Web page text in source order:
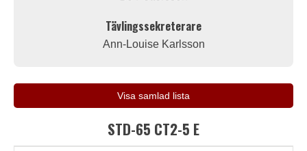
Tävlingssekreterare
Ann-Louise Karlsson
Visa samlad lista
STD-65 CT2-5 E